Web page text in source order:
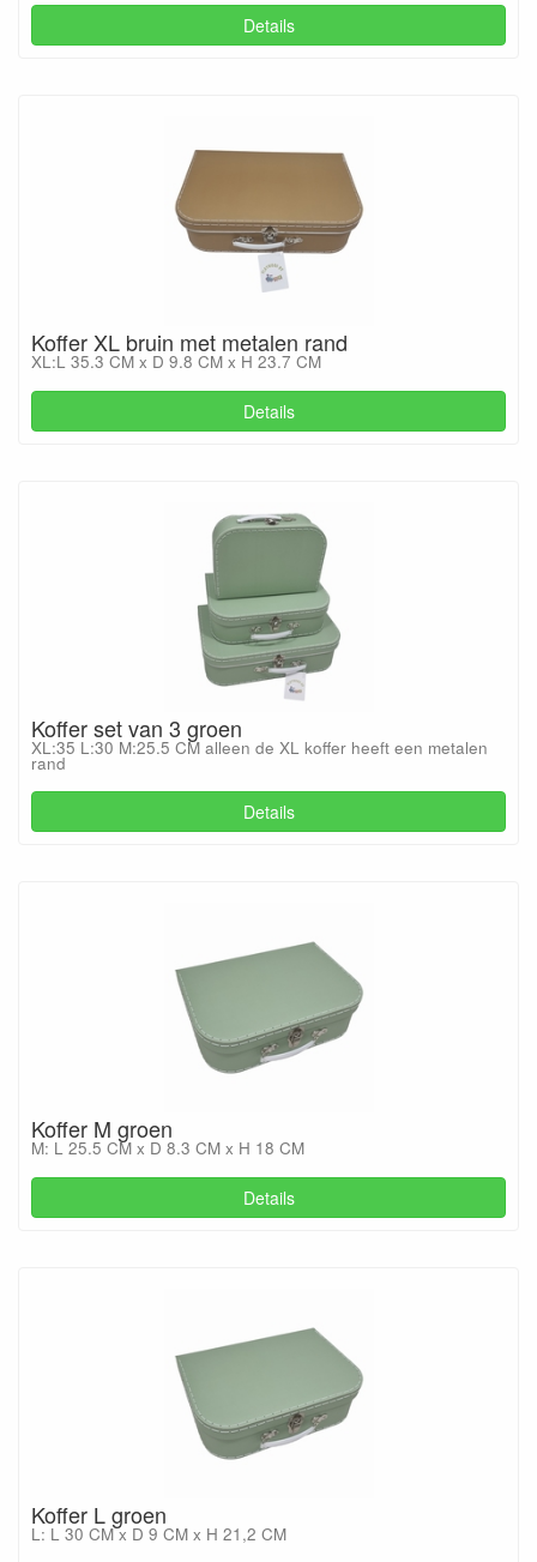
Details
Koffer XL bruin met metalen rand
XL:L 35.3 CM x D 9.8 CM x H 23.7 CM
Details
Koffer set van 3 groen
XL:35 L:30 M:25.5 CM alleen de XL koffer heeft een metalen
rand
Details
Koffer M groen
M: L 25.5 CM x D 8.3 CM x H 18 CM
Details
Koffer L groen
L: L 30 CM x D 9 CM x H 21,2 CM